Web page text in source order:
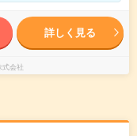
詳しく見る
会社